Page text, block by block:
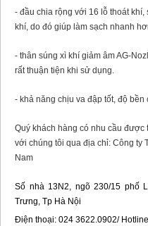
- đầu chia rộng với 16 lỗ thoát
khí, do đó giúp làm sạch nhanh
- thân súng xì khí giảm âm AG-
rất thuận tiện khi sử dụng.
- khả năng chịu va đập tốt, độ bền
Quý khách hàng có nhu cầu
với chúng tôi qua địa chỉ: Công ty
Nam
Số nhà 13N2, ngõ 230/15 phố
Trưng, Tp Hà Nội
Điện thoại: 024 3622.0902/